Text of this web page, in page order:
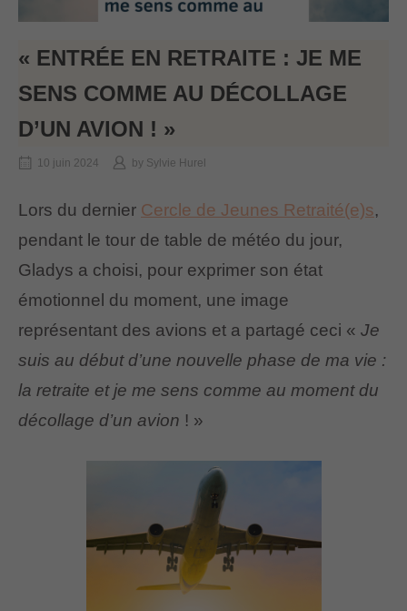
« ENTRÉE EN RETRAITE : JE ME
SENS COMME AU DÉCOLLAGE
D’UN AVION ! »
10 juin 2024 by Sylvie Hurel
Lors du dernier Cercle de Jeunes Retraité(e)s,
pendant le tour de table de météo du jour,
Gladys a choisi, pour exprimer son état
émotionnel du moment, une image
représentant des avions et a partagé ceci « Je
suis au début d’une nouvelle phase de ma vie :
la retraite et je me sens comme au moment du
décollage d’un avion ! »